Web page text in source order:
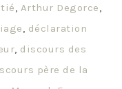
, Arthur Degorce,
, déclaration
, discours des
père de la